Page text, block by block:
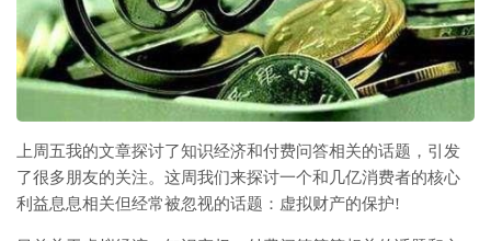
上周五我的文章探讨了知识经济和付费问答相关的话题，引发
了很多朋友的关注。这周我们来探讨一个和几亿消费者的核心
利益息息相关但经常被忽视的话题：虚拟财产的保护!